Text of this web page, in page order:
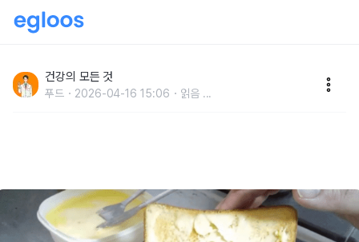
대 먹지 마세요
건강의 모든 것
푸드 2026-04-16 15:06 읽음 ...